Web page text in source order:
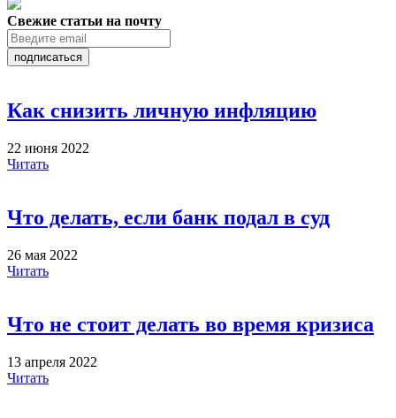
Свежие статьи на почту
подписаться
Как снизить личную инфляцию
22 июня 2022
Читать
Что делать, если банк подал в суд
26 мая 2022
Читать
Что не стоит делать во время кризиса
13 апреля 2022
Читать